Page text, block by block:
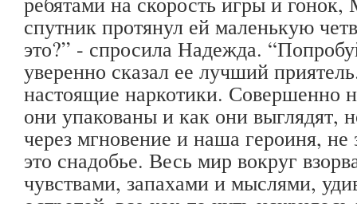
спутник протянул ей маленькую
это?” - спросила Надежда.
уверенно сказал ее лучший
настоящие наркотики. Совершенно
они упакованы и как они выглядят,
через мгновение и наша героиня,
это снадобье. Весь мир вокруг
чувствами, запахами и мыслями,